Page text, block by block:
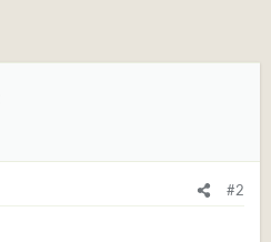
#2